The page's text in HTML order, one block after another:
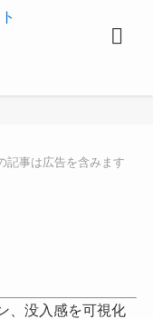
記事は広告を含みます
、没入感を可視化